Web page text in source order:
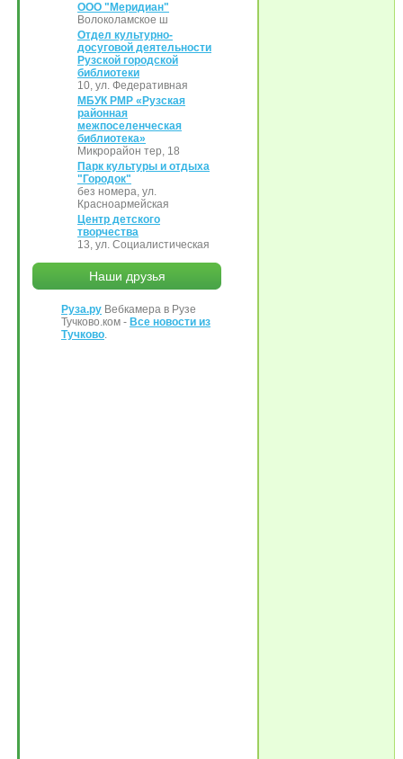
ООО "Меридиан"
Волоколамское ш
Отдел культурно-
досуговой деятельности
Рузской городской
библиотеки
10, ул. Федеративная
МБУК РМР «Рузская
районная
межпоселенческая
библиотека»
Микрорайон тер, 18
Парк культуры и отдыха
"Городок"
без номера, ул.
Красноармейская
Центр детского
творчества
13, ул. Социалистическая
Наши друзья
Руза.ру Вебкамера в Рузе
Тучково.ком - Все новости из
Тучково.